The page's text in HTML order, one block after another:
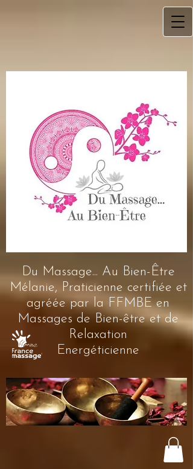
Du Massage... Au Bien-Être
Mélanie, Praticienne certifiée et
agréée par la FFMBE en
Massages de Bien-être et de
Relaxation
Energéticienne